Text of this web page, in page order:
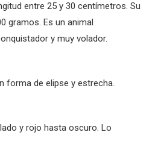
entre 25 y 30 centímetros. Su
gramos. Es un animal
y muy volador.
forma de elipse y estrecha.
y rojo hasta oscuro. Lo